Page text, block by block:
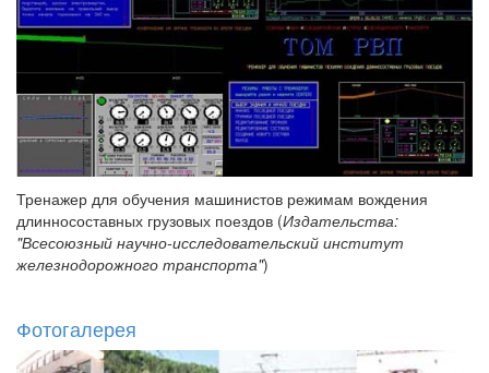
Тренажер для обучения машинистов режимам вождения
длинносоставных грузовых поездов (Издательства:
"Всесоюзный научно-исследовательский институт
железнодорожного транспорта")
Фотогалерея